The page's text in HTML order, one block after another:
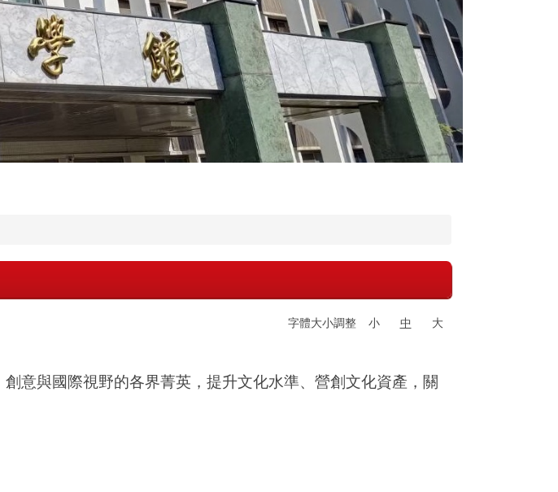
字體大小調整 小 中 大
意與國際視野的各界菁英，提升文化水準、營創文化資產，關